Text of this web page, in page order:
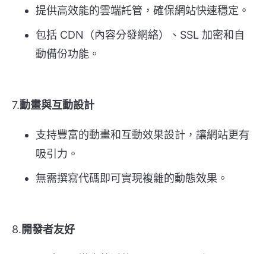
提供高效能的雲端託管，確保網站快速穩定。
包括 CDN（內容分發網絡）、SSL 加密和自
動備份功能。
7.動畫與互動設計
支持豐富的動畫和互動效果設計，讓網站更有
吸引力。
無需撰寫代碼即可實現複雜的動態效果。
8.開發者友好